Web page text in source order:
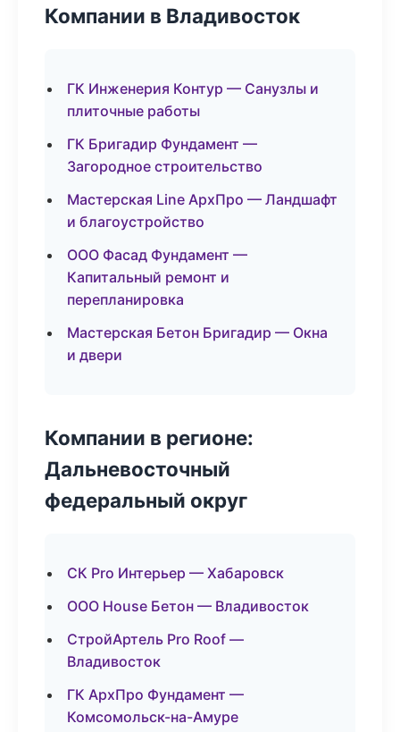
Компании в Владивосток
ГК Инженерия Контур — Санузлы и
плиточные работы
ГК Бригадир Фундамент —
Загородное строительство
Мастерская Line АрхПро — Ландшафт
и благоустройство
ООО Фасад Фундамент —
Капитальный ремонт и
перепланировка
Мастерская Бетон Бригадир — Окна
и двери
Компании в регионе:
Дальневосточный
федеральный округ
СК Pro Интерьер — Хабаровск
ООО House Бетон — Владивосток
СтройАртель Pro Roof —
Владивосток
ГК АрхПро Фундамент —
Комсомольск-на-Амуре